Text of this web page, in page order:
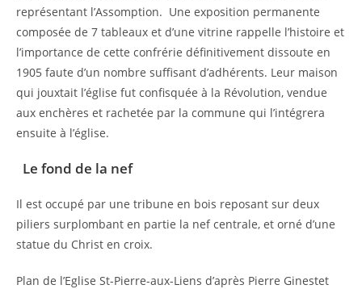
représentant l’Assomption. Une exposition permanente
composée de 7 tableaux et d’une vitrine rappelle l’histoire et
l’importance de cette confrérie définitivement dissoute en
1905 faute d’un nombre suffisant d’adhérents. Leur maison
qui jouxtait l’église fut confisquée à la Révolution, vendue
aux enchères et rachetée par la commune qui l’intégrera
ensuite à l’église.
Le fond de la nef
Il est occupé par une tribune en bois reposant sur deux
piliers surplombant en partie la nef centrale, et orné d’une
statue du Christ en croix.
Plan de l’Eglise St-Pierre-aux-Liens d’après Pierre Ginestet